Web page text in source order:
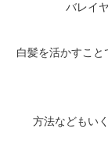
バレイ
白髪を活かすこ
方法などもい